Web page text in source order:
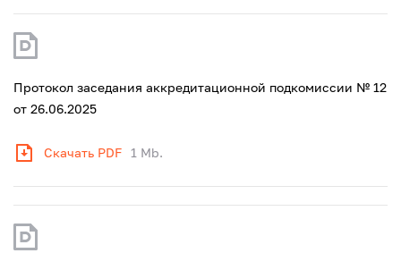
Протокол заседания аккредитационной подкомиссии № 12
от 26.06.2025
Скачать PDF 1 Mb.